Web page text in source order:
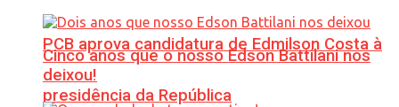
PCB aprova candidatura de Edmilson Costa à
presidência da República
Cinco anos que o nosso Edson Battilani nos
deixou!